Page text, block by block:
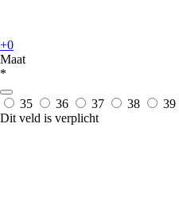
+0
Maat
*
35 36 37 38 39
Dit veld is verplicht